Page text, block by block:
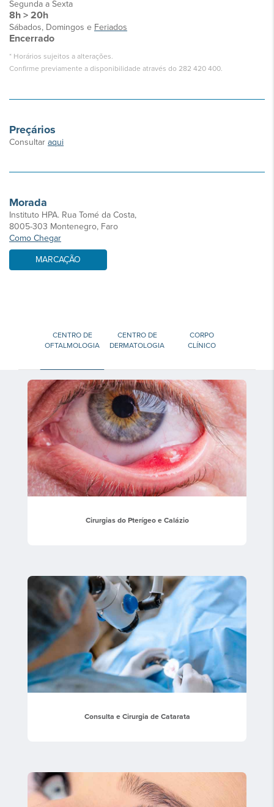
Segunda a Sexta
8h > 20h
Sábados, Domingos e Feriados
Encerrado
* Horários sujeitos a alterações.
Confirme previamente a disponibilidade através do 282 420 400.
Preçários
​Consultar aqui
Morada
Instituto HPA. Rua Tomé da Costa,
8005-303 Montenegro, Faro
Como Chegar
MARCAÇÃO
CENTRO DE
OFTALMOLOGIA
CENTRO DE
DERMATOLOGIA
CORPO
CLÍNICO
Cirurgias do Pterígeo e Calázio
Consulta e Cirurgia de Catarata